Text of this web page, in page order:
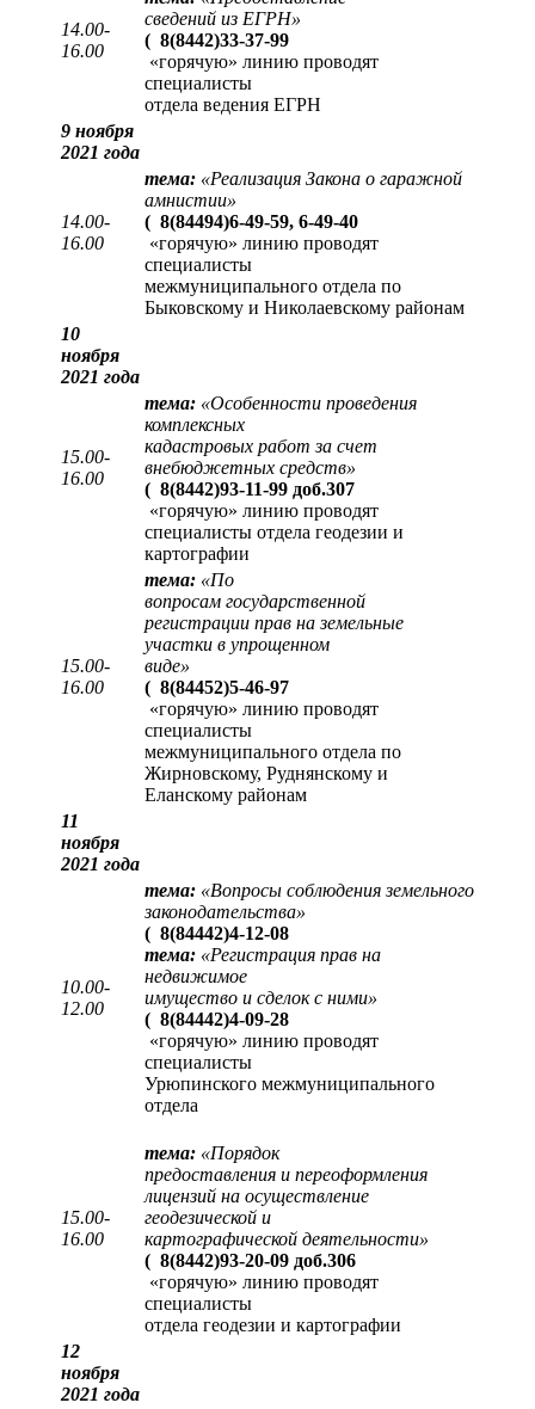
14.00-
16.00
сведений из ЕГРН»
( 8(8442)33-37-99
«горячую» линию проводят
специалисты
отдела ведения ЕГРН
9 ноября
2021 года
14.00-
16.00
тема: «Реализация Закона о гаражной
амнистии»
( 8(84494)6-49-59, 6-49-40
«горячую» линию проводят
специалисты
межмуниципального отдела по
Быковскому и Николаевскому районам
10
ноября
2021 года
15.00-
16.00
тема: «Особенности проведения
комплексных
кадастровых работ за счет
внебюджетных средств»
( 8(8442)93-11-99 доб.307
«горячую» линию проводят
специалисты отдела геодезии и
картографии
15.00-
16.00
тема: «По
вопросам государственной
регистрации прав на земельные
участки в упрощенном
виде»
( 8(84452)5-46-97
«горячую» линию проводят
специалисты
межмуниципального отдела по
Жирновскому, Руднянскому и
Еланскому районам
11
ноября
2021 года
10.00-
12.00
тема: «Вопросы соблюдения земельного
законодательства»
( 8(84442)4-12-08
тема: «Регистрация прав на
недвижимое
имущество и сделок с ними»
( 8(84442)4-09-28
«горячую» линию проводят
специалисты
Урюпинского межмуниципального
отдела
15.00-
16.00
тема: «Порядок
предоставления и переоформления
лицензий на осуществление
геодезической и
картографической деятельности»
( 8(8442)93-20-09 доб.306
«горячую» линию проводят
специалисты
отдела геодезии и картографии
12
ноября
2021 года